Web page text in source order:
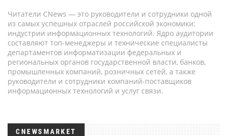
Читатели CNews — это руководители и сотрудники одной
из самых успешных отраслей российской экономики:
индустрии информационных технологий. Ядро аудитории
составляют топ-менеджеры и технические специалисты
департаментов информатизации федеральных и
региональных органов государственной власти, банков,
промышленных компаний, розничных сетей, а также
руководители и сотрудники компаний-поставщиков
информационных технологий и услуг связи.
CNEWSMARKET